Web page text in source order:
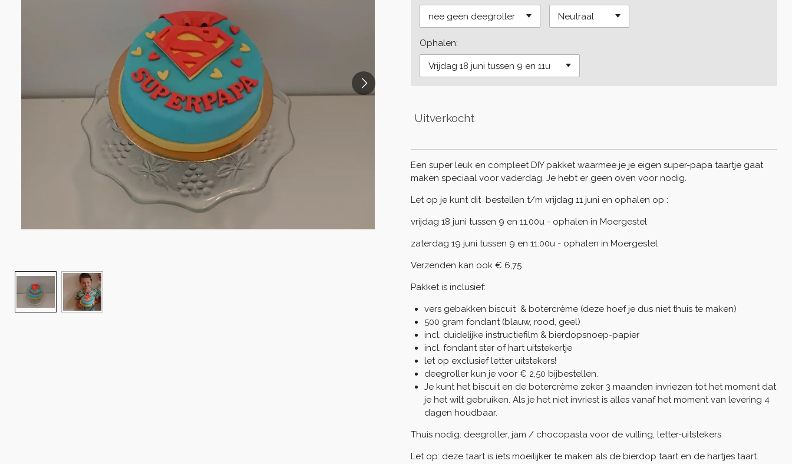
Ophalen:
Uitverkocht
Een super leuk en compleet DIY pakket waarmee je je eigen super-papa taartje gaat
maken speciaal voor vaderdag. Je hebt er geen oven voor nodig.
Let op je kunt dit bestellen t/m vrijdag 11 juni en ophalen op :
vrijdag 18 juni tussen 9 en 11.00u - ophalen in Moergestel
zaterdag 19 juni tussen 9 en 11.00u - ophalen in Moergestel
Verzenden kan ook € 6,75
Pakket is inclusief:
vers gebakken biscuit & botercrème (deze hoef je dus niet thuis te maken)
500 gram fondant (blauw, rood, geel)
incl. duidelijke instructiefilm & bierdopsnoep-papier
incl. fondant ster of hart uitstekertje
let op exclusief letter uitstekers!
deegroller kun je voor € 2,50 bijbestellen.
Je kunt het biscuit en de botercrème zeker 3 maanden invriezen tot het moment dat
je het wilt gebruiken. Als je het niet invriest is alles vanaf het moment van levering 4
dagen houdbaar.
Thuis nodig: deegroller, jam / chocopasta voor de vulling, letter-uitstekers
Let op: deze taart is iets moeilijker te maken als de bierdop taart en de hartjes taart.